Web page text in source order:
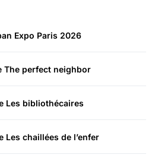
Expo Paris 2026
The perfect neighbor
Les bibliothécaires
Les chaillées de l’enfer